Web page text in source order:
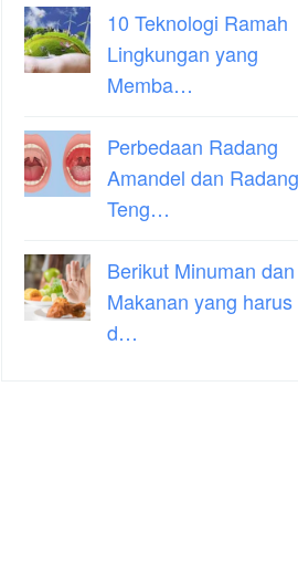
10 Teknologi Ramah
Lingkungan yang
Memba…
Perbedaan Radang
Amandel dan Radang
Teng…
Berikut Minuman dan
Makanan yang harus
d…